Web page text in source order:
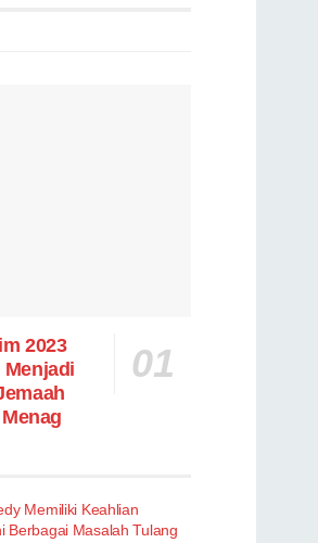
2023
Memiliki Keahlian
Berbagai Masalah Tulang